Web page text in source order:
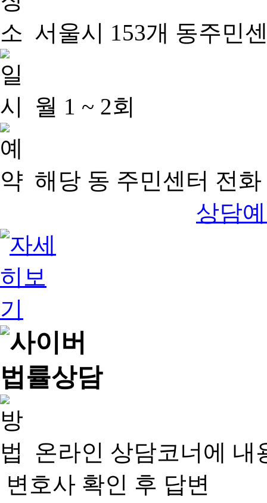
서울시 153개 동주민
월 1 ~ 2회
해당 동 주민센터 전
상담
온라인 상담코너에 내
변호사 확인 후 답변